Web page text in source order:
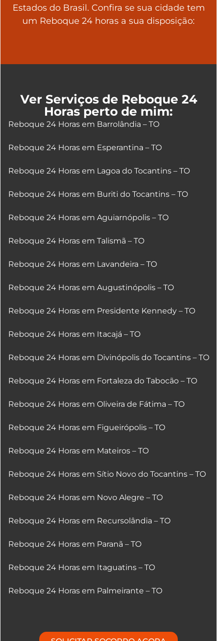
Estados do Brasil. Confira se sua cidade tem
um Reboque 24 horas a sua disposição:
Ver Serviços de Reboque 24
Horas perto de mim:
Reboque 24 Horas em Barrolândia – TO
Reboque 24 Horas em Esperantina – TO
Reboque 24 Horas em Lagoa do Tocantins – TO
Reboque 24 Horas em Buriti do Tocantins – TO
Reboque 24 Horas em Aguiarnópolis – TO
Reboque 24 Horas em Talismã – TO
Reboque 24 Horas em Lavandeira – TO
Reboque 24 Horas em Augustinópolis – TO
Reboque 24 Horas em Presidente Kennedy – TO
Reboque 24 Horas em Itacajá – TO
Reboque 24 Horas em Divinópolis do Tocantins – TO
Reboque 24 Horas em Fortaleza do Tabocão – TO
Reboque 24 Horas em Oliveira de Fátima – TO
Reboque 24 Horas em Figueirópolis – TO
Reboque 24 Horas em Mateiros – TO
Reboque 24 Horas em Sítio Novo do Tocantins – TO
Reboque 24 Horas em Novo Alegre – TO
Reboque 24 Horas em Recursolândia – TO
Reboque 24 Horas em Paranã – TO
Reboque 24 Horas em Itaguatins – TO
Reboque 24 Horas em Palmeirante – TO